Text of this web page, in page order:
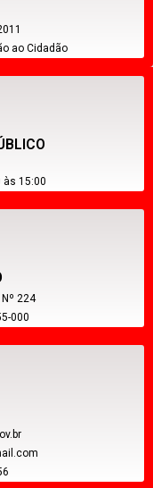
ao Cidadão
às 15:00
224
000